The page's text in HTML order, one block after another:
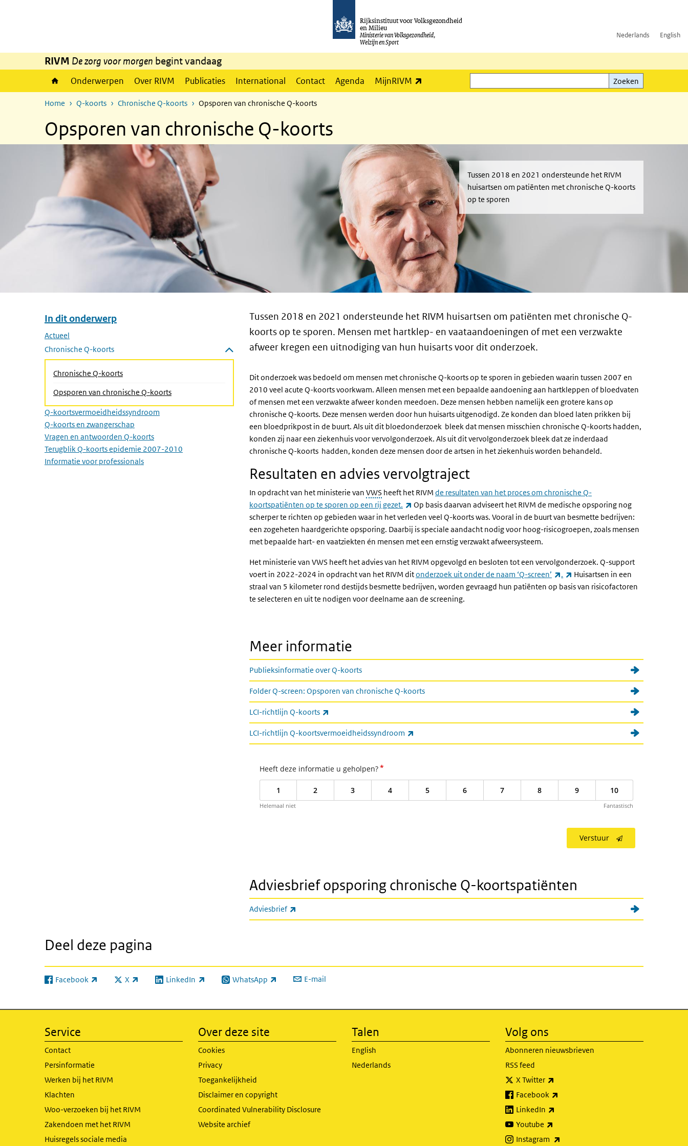
Rijksinstituut voor Volksgezondheid
en Milieu
Ministerie van Volksgezondheid,
Welzijn en Sport
Nederlands English
RIVM De zorg voor morgen begint vandaag
Onderwerpen Over RIVM Publicaties International Contact Agenda MijnRIVM
Zoeken
Zoeken
Home Q-koorts Chronische Q-koorts Opsporen van chronische Q-koorts
Opsporen van chronische Q-koorts
Tussen 2018 en 2021 ondersteunde het RIVM
huisartsen om patiënten met chronische Q-koorts
op te sporen
Overslaan menu In dit onderwerp
In dit onderwerp
Actueel
Chronische Q-koorts
Submenu sluiten
Chronische Q-koorts
Opsporen van chronische Q-koorts(Actieve pagina)
Q-koortsvermoeidheidssyndroom
Q-koorts en zwangerschap
Vragen en antwoorden Q-koorts
Terugblik Q-koorts epidemie 2007-2010
Informatie voor professionals
Tussen 2018 en 2021 ondersteunde het RIVM huisartsen om patiënten met chronische Q-
koorts op te sporen. Mensen met hartklep- en vaataandoeningen of met een verzwakte
afweer kregen een uitnodiging van hun huisarts voor dit onderzoek.
Dit onderzoek was bedoeld om mensen met chronische Q-koorts op te sporen in gebieden waarin tussen 2007 en
2010 veel acute Q-koorts voorkwam. Alleen mensen met een bepaalde aandoening aan hartkleppen of bloedvaten
of mensen met een verzwakte afweer konden meedoen. Deze mensen hebben namelijk een grotere kans op
chronische Q-koorts. Deze mensen werden door hun huisarts uitgenodigd. Ze konden dan bloed laten prikken bij
een bloedprikpost in de buurt. Als uit dit bloedonderzoek bleek dat mensen misschien chronische Q-koorts hadden,
konden zij naar een ziekenhuis voor vervolgonderzoek. Als uit dit vervolgonderzoek bleek dat ze inderdaad
chronische Q-koorts hadden, konden deze mensen door de artsen in het ziekenhuis worden behandeld.
Resultaten en advies vervolgtraject
In opdracht van het ministerie van VWS heeft het RIVM de resultaten van het proces om chronische Q-
koortspatiënten op te sporen op een rij gezet.
(externe link)
Op basis daarvan adviseert het RIVM de medische opsporing nog
scherper te richten op gebieden waar in het verleden veel Q-koorts was. Vooral in de buurt van besmette bedrijven:
een zogeheten haardgerichte opsporing. Daarbij is speciale aandacht nodig voor hoog-risicogroepen, zoals mensen
met bepaalde hart- en vaatziekten én mensen met een ernstig verzwakt afweersysteem.
Het ministerie van VWS heeft het advies van het RIVM opgevolgd en besloten tot een vervolgonderzoek. Q-support
voert in 2022-2024 in opdracht van het RIVM ditonderzoek uit onder de naam ‘Q-screen’ (externe link)
. (externe link)
Huisartsen in een
straal van 5 kilometer rond destijds besmette bedrijven, worden gevraagd hun patiënten op basis van risicofactoren
te selecteren en uit te nodigen voor deelname aan de screening.
Meer informatie
Publieksinformatie over Q-koorts
Folder Q-screen: Opsporen van chronische Q-koorts
LCI-richtlijn Q-koorts
LCI-richtlijn Q-koortsvermoeidheidssyndroom
Heeft deze informatie u geholpen?*
1 2 3 4 5 6 7 8 9 10
Helemaal niet Fantastisch
Verstuur
Adviesbrief opsporing chronische Q-koortspatiënten
Adviesbrief
Deel deze pagina
Facebook
(externe link) X
(externe link) LinkedIn
(externe link) WhatsApp
(externe link) E-mail
Service
Contact
Persinformatie
Werken bij het RIVM
Klachten
Woo-verzoeken bij het RIVM
Zakendoen met het RIVM
Huisregels sociale media
Over deze site
Cookies
Privacy
Toegankelijkheid
Disclaimer en copyright
Coordinated Vulnerability Disclosure
Website archief
Talen
English
Nederlands
Volg ons
Abonneren nieuwsbrieven
RSS feed
X Twitter
Facebook
LinkedIn
Youtube
Instagram